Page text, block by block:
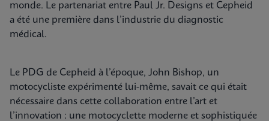
monde. Le partenariat entre Paul Jr. Designs et Cepheid
a été une première dans l’industrie du diagnostic
médical.
Le PDG de Cepheid à l’époque, John Bishop, un
motocycliste expérimenté lui-même, savait ce qui était
nécessaire dans cette collaboration entre l’art et
l’innovation : une motocyclette moderne et sophistiquée